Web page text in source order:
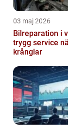
03 maj 2026
Bilreparation i
trygg service
krånglar